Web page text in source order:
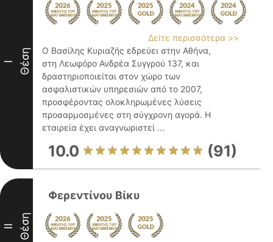
I Θέση
Δείτε περισσότερα >>
Ο Βασίλης Κυριαζής εδρεύει στην Αθήνα,
στη Λεωφόρο Ανδρέα Συγγρού 137, και
δραστηριοποιείται στον χώρο των
ασφαλιστικών υπηρεσιών από το 2007,
προσφέροντας ολοκληρωμένες λύσεις
προσαρμοσμένες στη σύγχρονη αγορά. Η
εταιρεία έχει αναγνωριστεί ...
10.0 (91)
II Θέση
Φερεντίνου Βίκυ